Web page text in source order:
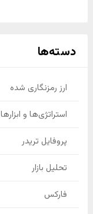
دسته‌ها
ارز رمزنگاری شده
استراتژی‌ها و ابزارها
پروفایل تریدر
تحلیل بازار
فارکس